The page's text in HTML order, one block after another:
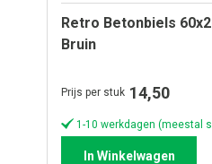
Retro Betonbiels
Bruin
Prijs per stuk 14,50
1-10 werkdagen (meestal
In Winkelwagen